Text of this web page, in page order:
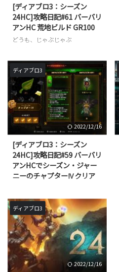
[ディアブロ3：シーズン
24HC]攻略日記#61 バーバリ
アンHC 荒地ビルド GR100
どうも、じゃぶじゃぶ
しつつディアブロ3のハードコア
もしっかりプレイしています。(;
'▽')ゞ 前回までは、ハードコア・
シーズンを不死王ビルドを使って
GR70までクリアしました。 [ディ
アブロ3：シーズン24HC]攻略日
記#60 バーバリアンHC 不死王ハ
ンマービルド GR70 どうも、じゃ
前回の記事で、ハードコア・シー
ズンをバーバリアンで戦い抜き、
シーズン・ジャーニーのチャプタ
ーⅣまでクリアできました。 [デ
ディアブロ3
2022/12/16
[ディアブロ3：シーズン
24HC]攻略日記#59 バーバリ
アンHCでシーズン・ジャー
ニーのチャプターⅣクリア
（@jbjbgame）です。 前回、デ
ィアブロ３シーズン24をスタート
させて、2回のやり直しを経て何
とか軌道に乗せるところまでいけ
ました。
https://jbjbgame.com/diablo3-
season22-barb-playdiary51/ 今
回は取り合えずレベル70を超え
ディアブロ3
2022/12/16